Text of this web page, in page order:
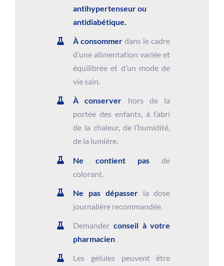
antihypertenseur ou
antidiabétique.
À consommer dans le cadre
d’une alimentation variée et
équilibrée et d’un mode de
vie sain.
À conserver hors de la
portée des enfants, à l’abri
de la chaleur, de l’humidité,
de la lumière.
Ne contient pas
de
colorant.
Ne pas dépasser la dose
journalière recommandée.
Demander conseil à votre
pharmacien .
Les gélules peuvent être